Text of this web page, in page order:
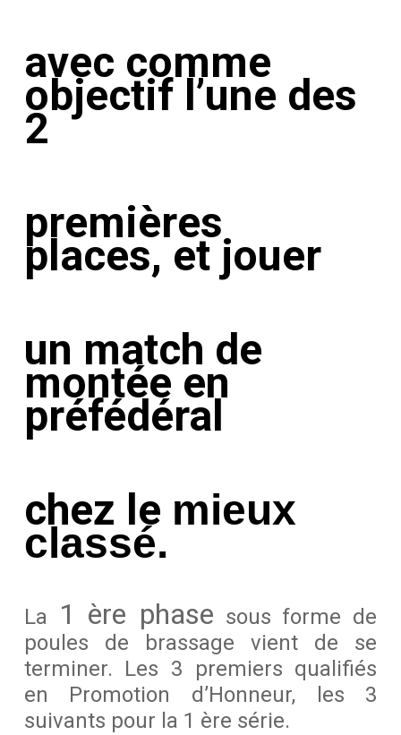
avec comme
objectif l’une des
2
premières
places, et jouer
un match de
montée en
préfédéral
chez le mieux
classé.
La 1 ère phase sous forme de
poules de brassage vient de se
terminer. Les 3 premiers qualifiés
en Promotion d’Honneur, les 3
suivants pour la 1 ère série.